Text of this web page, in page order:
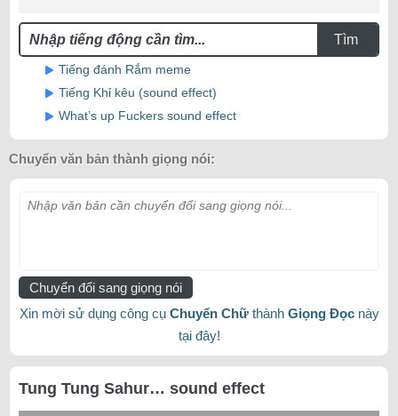
Tìm
Tiếng đánh Rắm meme
Tiếng Khỉ kêu (sound effect)
What’s up Fuckers sound effect
Chuyển văn bản thành giọng nói:
Nhập văn bản cần chuyển đổi sang giọng nói...
Chuyển đổi sang giọng nói
Xin mời sử dụng công cụ Chuyển Chữthành Giọng Đọcnày
tại đây!
Tung Tung Sahur… sound effect